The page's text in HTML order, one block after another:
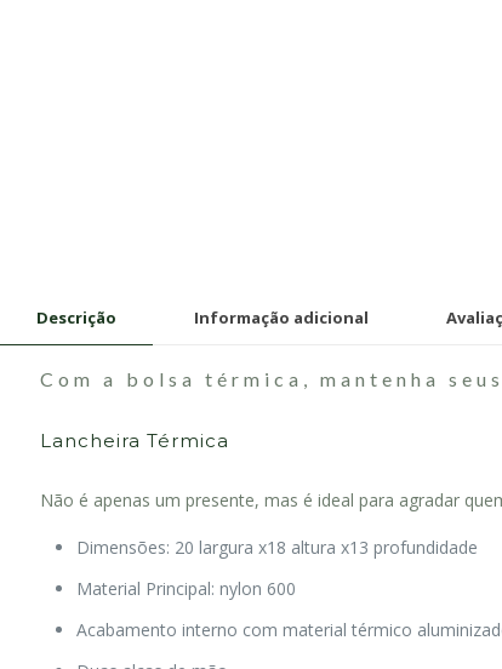
Descrição Informação adicional
Com a bolsa térmica, mantenha
Lancheira Térmica
Não é apenas um presente, mas é ideal para agradar
Dimensões: 20 largura x18 altura x13 profundidade
Material Principal: nylon 600
Acabamento interno com material térmico